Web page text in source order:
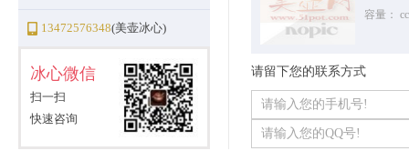
13472576348(美壶冰心)
冰心微信
扫一扫
快速咨询
容量： cc
请留下您的联系方式